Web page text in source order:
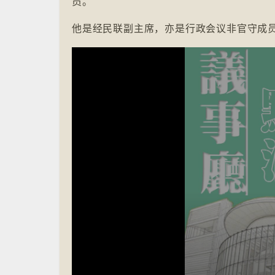
他是经民联副主席，亦是行政会议非官守成